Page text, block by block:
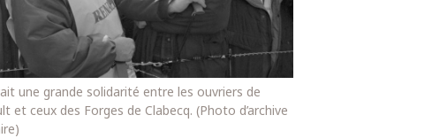
une grande solidarité entre les ouvriers de
et ceux des Forges de Clabecq. (Photo d’archive